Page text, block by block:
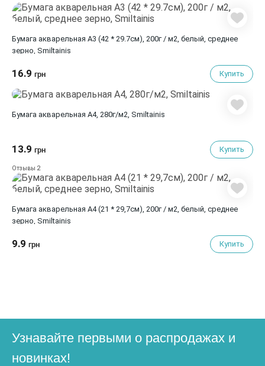
Бумага акварельная А3 (42 * 29.7см), 200г / м2, белый, среднее
зерно, Smiltainis
16.9 грн Купить
Бумага акварельная А4, 280г/м2, Smiltainis
13.9 грн Купить
Отзывы 2
Бумага акварельная А4 (21 * 29,7см), 200г / м2, белый, среднее
зерно, Smiltainis
9.9 грн Купить
Узнавайте первыми о распродажах и
новинках!